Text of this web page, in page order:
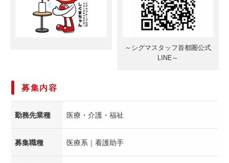
～シグマスタッフ首都圏公式
LINE～
募集内容
勤務先業種 医療・介護・福祉
募集職種 医療系｜看護助手